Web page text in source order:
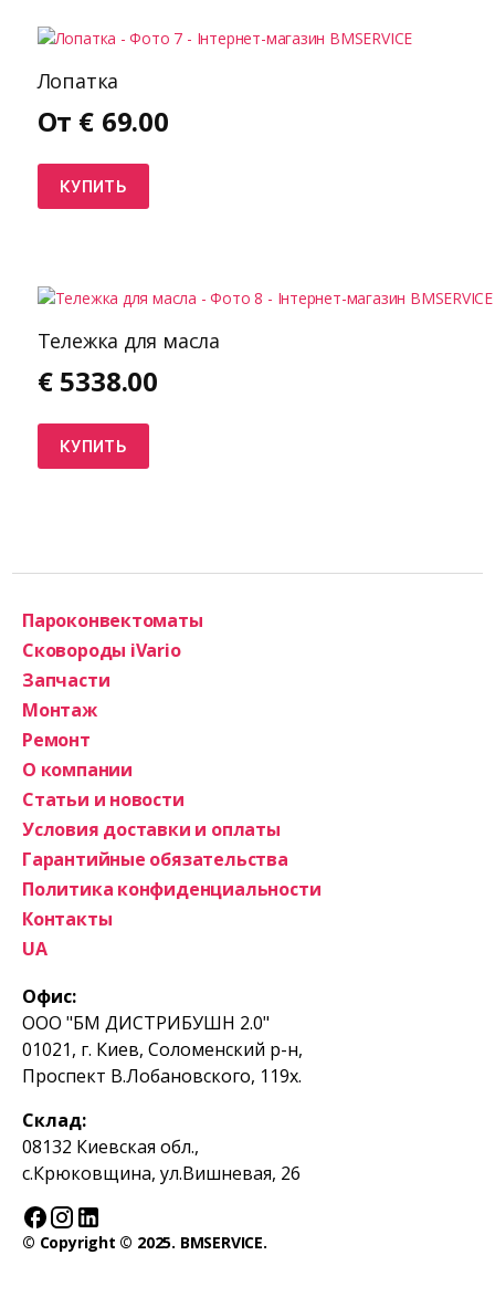
Лопатка
От € 69.00
КУПИТЬ
Тележка для масла
€ 5338.00
КУПИТЬ
Офис:
ООО "БМ ДИСТРИБУШН 2.0"
01021, г. Киев, Соломенский р-н,
Проспект В.Лобановского, 119х.
Склад:
08132 Киевская обл.,
с.Крюковщина, ул.Вишневая, 26
Пароконвектоматы
Сковороды iVario
Запчасти
Монтаж
Ремонт
О компании
Статьи и новости
Условия доставки и оплаты
Гарантийные обязательства
Политика конфиденциальности
Контакты
UA
© Copyright © 2025. BMSERVICE.